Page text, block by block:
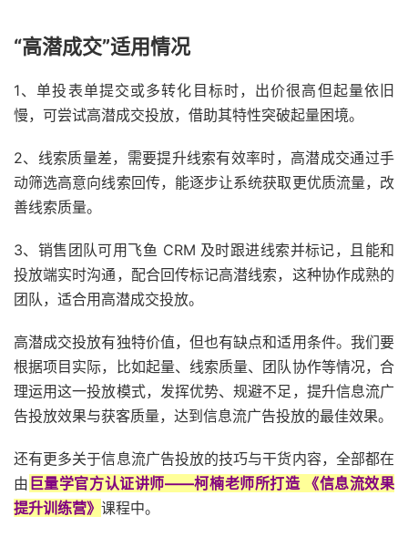
“高潜成交”适用情况
1、单投表单提交或多转化目标时，出价很高但起量依旧
慢，可尝试高潜成交投放，借助其特性突破起量困境。
2、线索质量差，需要提升线索有效率时，高潜成交通过手
动筛选高意向线索回传，能逐步让系统获取更优质流量，改
善线索质量。
3、销售团队可用飞鱼 CRM 及时跟进线索并标记，且能和
投放端实时沟通，配合回传标记高潜线索，这种协作成熟的
团队，适合用高潜成交投放。
高潜成交投放有独特价值，但也有缺点和适用条件。我们要
根据项目实际，比如起量、线索质量、团队协作等情况，合
理运用这一投放模式，发挥优势、规避不足，提升信息流广
告投放效果与获客质量，达到信息流广告投放的最佳效果。
还有更多关于信息流广告投放的技巧与干货内容，全部都在
由 巨量学官方认证讲师——柯楠老师所打造 《信息流效果
提升训练营》 课程中。